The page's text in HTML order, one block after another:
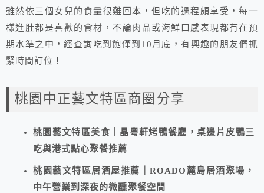
雖然依三個女兒的食量很難回本，但吃的過程頗享受，每一
樣進肚都是喜歡的食材，不論肉品或海鮮口感表現都有在預
期水準之中，經查詢吃到飽僅到10月底，有興趣的朋友們抓
緊時間訂位！
桃園中正藝文特區商圈分享
桃園藝文特區美食｜晶粵軒烤鴨餐廳，桌邊片皮鴨三
吃與港式點心聚餐推薦
桃園藝文特區居酒屋推薦｜ROADO麓島居酒聚場，
中午營業到深夜的微醺聚餐空間